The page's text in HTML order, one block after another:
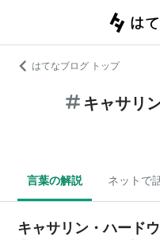
はてなブログ トップ
キャサリ
言葉の解説 ネットで
キャサリン・ハード